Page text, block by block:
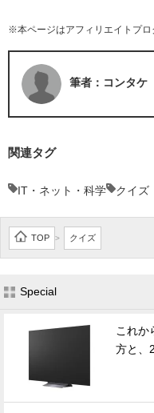
※本ページはアフィリエイトプ
筆者：コンタケ
関連タグ
IT・ネット・科学 クイズ
TOP > クイズ
Special
これか
方と、